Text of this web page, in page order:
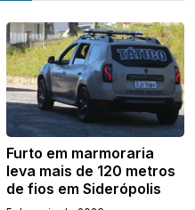
Furto em marmoraria
leva mais de 120 metros
de fios em Siderópolis